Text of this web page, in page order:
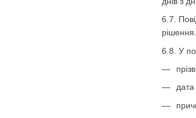
6.7.
рішення.
6.8. У